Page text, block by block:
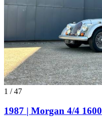
1 /47
1987 | Morgan 4/4 1600